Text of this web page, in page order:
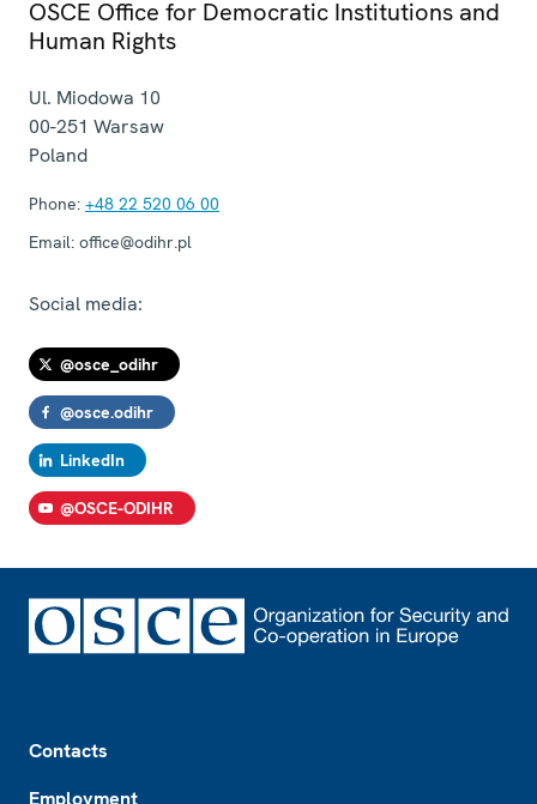
OSCE Office for Democratic Institutions and
Human Rights
Ul. Miodowa 10
00-251 Warsaw
Poland
Phone: +48 22 520 06 00
Email: office@odihr.pl
Social media:
@osce_odihr
@osce.odihr
LinkedIn
@OSCE-ODIHR
Contacts
Employment